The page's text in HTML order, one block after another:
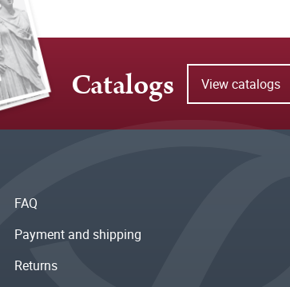
Catalogs View catalogs
FAQ
Payment and shipping
Returns